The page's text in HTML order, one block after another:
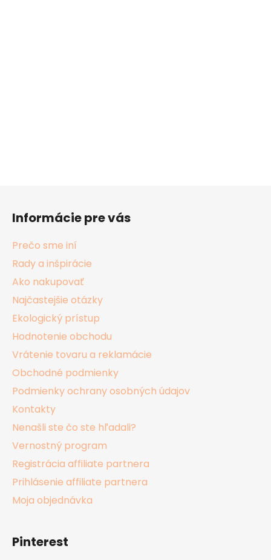
Informácie pre vás
Prečo sme iní
Rady a inšpirácie
Ako nakupovať
Najčastejšie otázky
Ekologický prístup
Hodnotenie obchodu
Vrátenie tovaru a reklamácie
Obchodné podmienky
Podmienky ochrany osobných údajov
Kontakty
Nenašli ste čo ste hľadali?
Vernostný program
Registrácia affiliate partnera
Prihlásenie affiliate partnera
Moja objednávka
Pinterest